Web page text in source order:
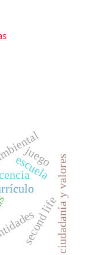
ciudadanía y valores
escuela
second life
juego